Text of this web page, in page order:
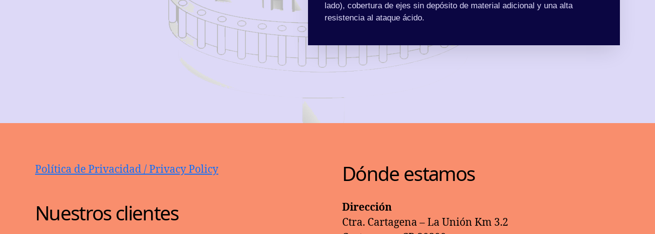
lado), cobertura de ejes sin depósito de material adicional y una alta
resistencia al ataque ácido.
Política de Privacidad / Privacy Policy
Nuestros clientes
Dónde estamos
Dirección
Ctra. Cartagena – La Unión Km 3.2